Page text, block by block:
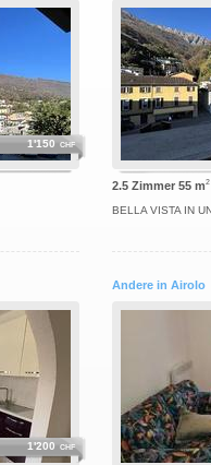
1'150 CHF
2.5 Zimmer 55 m2
BELLA VISTA IN
1'200 CHF
Andere in Airolo